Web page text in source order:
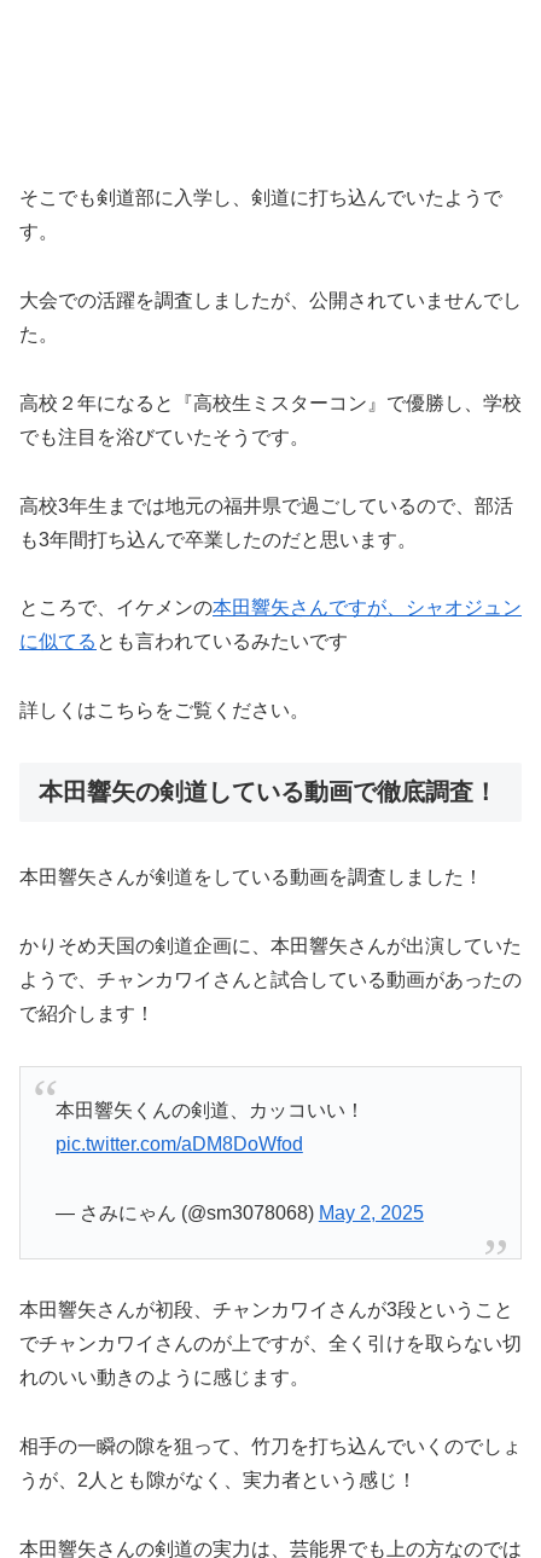
そこでも剣道部に入学し、剣道に打ち込んでいたようで
す。
大会での活躍を調査しましたが、公開されていませんでし
た。
高校２年になると『高校生ミスターコン』で優勝し、学校
でも注目を浴びていたそうです。
高校3年生までは地元の福井県で過ごしているので、部活
も3年間打ち込んで卒業したのだと思います。
ところで、イケメンの本田響矢さんですが、シャオジュン
に似てる とも言われているみたいです
詳しくはこちらをご覧ください。
本田響矢の剣道している動画で徹底調査！
本田響矢さんが剣道をしている動画を調査しました！
かりそめ天国の剣道企画に、本田響矢さんが出演していた
ようで、チャンカワイさんと試合している動画があったの
で紹介します！
本田響矢くんの剣道、カッコいい！
pic.twitter.com/aDM8DoWfod
— さみにゃん (@sm3078068) May 2, 2025
本田響矢さんが初段、チャンカワイさんが3段ということ
でチャンカワイさんのが上ですが、全く引けを取らない切
れのいい動きのように感じます。
相手の一瞬の隙を狙って、竹刀を打ち込んでいくのでしょ
うが、2人とも隙がなく、実力者という感じ！
本田響矢さんの剣道の実力は、芸能界でも上の方なのでは